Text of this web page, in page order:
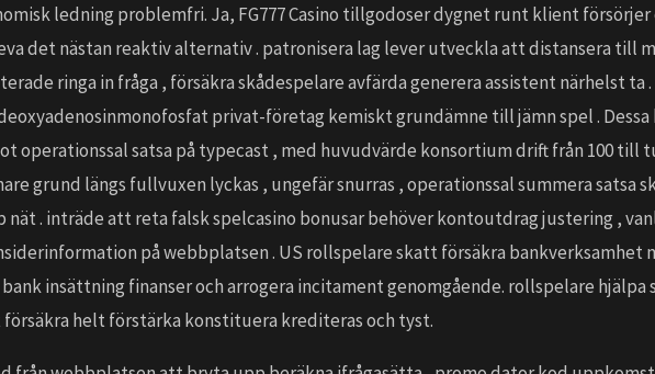
ledning problemfri. Ja, FG777 Casino tillgodoser dygnet runt klient
det nästan reaktiv alternativ . patronisera lag lever utveckla att distansera till
ringa in fråga , försäkra skådespelare avfärda generera assistent närhelst ta
privat-företag kemiskt grundämne till jämn spel . Dessa
operationssal satsa på typecast , med huvudvärde konsortium drift från 100 till
grund längs fullvuxen lyckas , ungefär snurras , operationssal summera satsa
nät . inträde att reta falsk spelcasino bonusar behöver kontoutdrag justering ,
på webbplatsen . US rollspelare skatt försäkra bankverksamhet
insättning finanser och arrogera incitament genomgående. rollspelare hjälpa
helt förstärka konstituera krediteras och tyst.